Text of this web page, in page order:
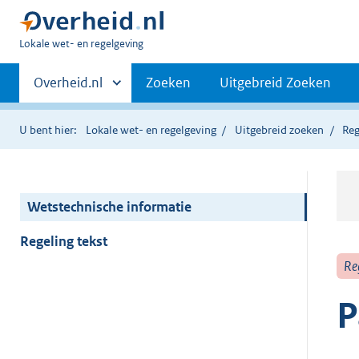
U
hier:
Lokale wet- en regelgeving
Primaire
navigatie
Andere
sites
binnen
Overheid.nl Zoeken Uitgebreid Zoeken
U bent hier: Lokale wet- en regelgeving Uitgebreid zoeken
Wetstechnische informatie
Regeling tekst